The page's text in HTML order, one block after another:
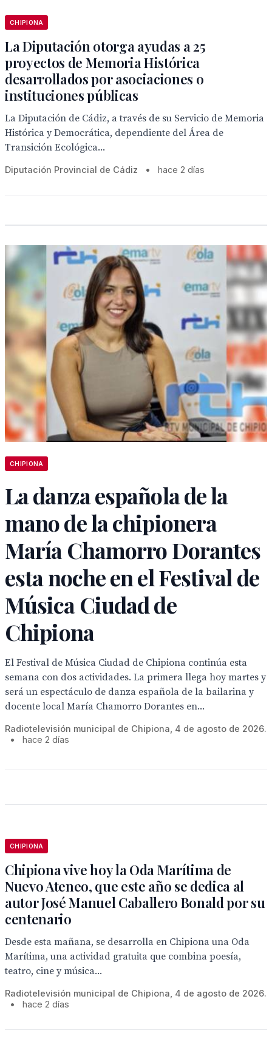
CHIPIONA
La Diputación otorga ayudas a 25
proyectos de Memoria Histórica
desarrollados por asociaciones o
instituciones públicas
La Diputación de Cádiz, a través de su Servicio de Memoria
Histórica y Democrática, dependiente del Área de
Transición Ecológica...
Diputación Provincial de Cádiz • hace 2 días
CHIPIONA
La danza española de la
mano de la chipionera
María Chamorro Dorantes
esta noche en el Festival de
Música Ciudad de
Chipiona
El Festival de Música Ciudad de Chipiona continúa esta
semana con dos actividades. La primera llega hoy martes y
será un espectáculo de danza española de la bailarina y
docente local María Chamorro Dorantes en...
Radiotelevisión municipal de Chipiona, 4 de agosto de 2026.
•
hace 2 días
CHIPIONA
Chipiona vive hoy la Oda Marítima de
Nuevo Ateneo, que este año se dedica al
autor José Manuel Caballero Bonald por su
centenario
Desde esta mañana, se desarrolla en Chipiona una Oda
Marítima, una actividad gratuita que combina poesía,
teatro, cine y música...
Radiotelevisión municipal de Chipiona, 4 de agosto de 2026.
•
hace 2 días